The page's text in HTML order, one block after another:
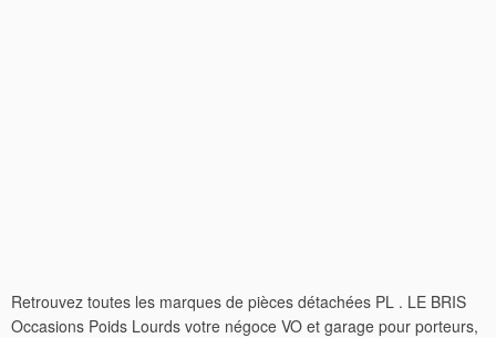
Retrouvez toutes les marques de pièces détachées PL . LE BRIS
Occasions Poids Lourds votre négoce VO et garage pour porteurs,